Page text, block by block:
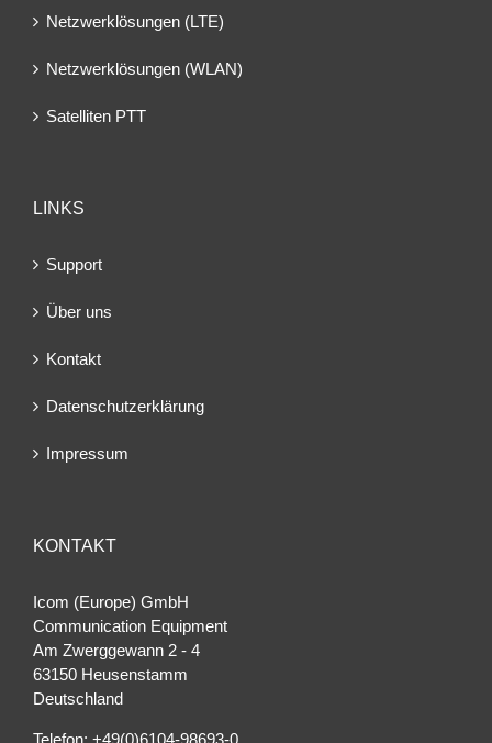
Netzwerklösungen (LTE)
Netzwerklösungen (WLAN)
Satelliten PTT
LINKS
Support
Über uns
Kontakt
Datenschutzerklärung
Impressum
KONTAKT
Icom (Europe) GmbH
Communication Equipment
Am Zwerggewann 2 ‐ 4
63150 Heusenstamm
Deutschland